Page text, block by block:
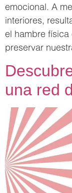
emocional. A
interiores,
el hambre
preservar
una red